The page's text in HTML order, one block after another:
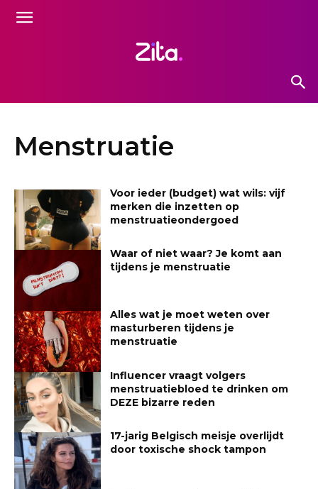
Menstruatie
Voor ieder (budget) wat wils: vijf
merken die inzetten op
menstruatieondergoed
Waar of niet waar? Je komt aan
tijdens je menstruatie
Alles wat je moet weten over
masturberen tijdens je
menstruatie
Influencer vraagt volgers
menstruatiebloed te drinken om
DEZE bizarre reden
17-jarig Belgisch meisje overlijdt
door toxische shock tampon